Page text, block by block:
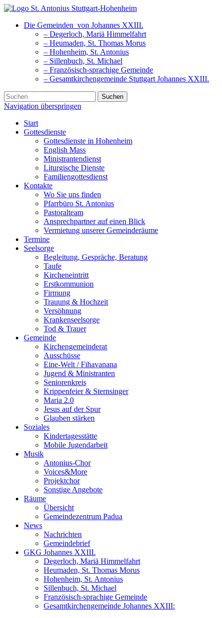
Die Gemeinden von Johannes XXIII.
– Degerloch, Mariä Himmelfahrt
– Heumaden, St. Thomas Morus
– Hohenheim, St. Antonius
– Sillenbuch, St. Michael
– Französisch-sprachige Gemeinde
– Gesamtkirchengemeinde Stuttgart Johannes XXIII.
Suchen
Navigation überspringen
Start
Gottesdienste
Gottesdienste in Hohenheim
English Mass
Ministrantendienst
Liturgische Dienste
Familiengottesdienst
Kontakte
Wo Sie uns finden
Pfarrbüro St. Antonius
Pastoralteam
Ansprechpartner auf einen Blick
Vermietung unserer Gemeinderäume
Termine
Seelsorge
Begleitung, Gespräche, Beratung
Taufe
Kircheneintritt
Erstkommunion
Firmung
Trauung & Hochzeit
Versöhnung
Krankenseelsorge
Tod & Trauer
Gemeinde
Kirchengemeinderat
Ausschüsse
Eine-Welt / Fihavanana
Jugend & Ministranten
Seniorenkreis
Krippenfeier & Sternsinger
Maria 2.0
Jesus auf der Spur
Glauben stärken
Soziales
Kindertagesstätte
Mobile Jugendarbeit
Musik
Antonius-Chor
Voices&More
Projektchor
Sonstige Angebote
Räume
Übersicht
Gemeindezentrum Padua
News
Nachrichten
Gemeindebrief
GKG Johannes XXIII.
Degerloch, Mariä Himmelfahrt
Heumaden, St. Thomas Morus
Hohenheim, St. Antonius
Sillenbuch, St. Michael
Französisch-sprachige Gemeinde
Gesamtkirchengemeinde Johannes XXIII: